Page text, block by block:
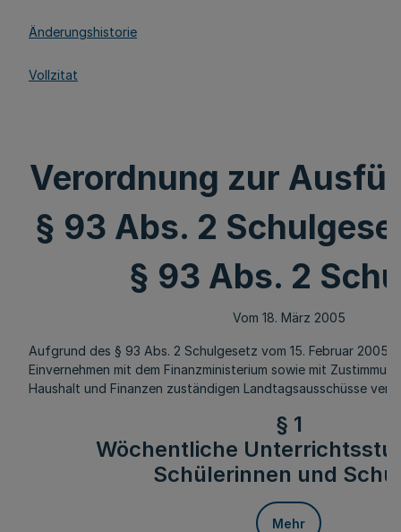
Änderungshistorie
Vollzitat
Verordnung zur
§ 93 Abs. 2
§ 93 Abs. 2
Vom 18. März 2005
Aufgrund des § 93 Abs. 2 Schulgesetz vom 15. Februar 2005 (
Einvernehmen mit dem Finanzministerium sowie mit
Haushalt und Finanzen zuständigen Landtagsausschüsse
§ 1
Wöchentliche
Schülerinnen und
Mehr